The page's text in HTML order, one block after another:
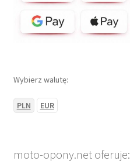
Wybierz walutę:
PLN EUR
moto-opony.net oferuje: